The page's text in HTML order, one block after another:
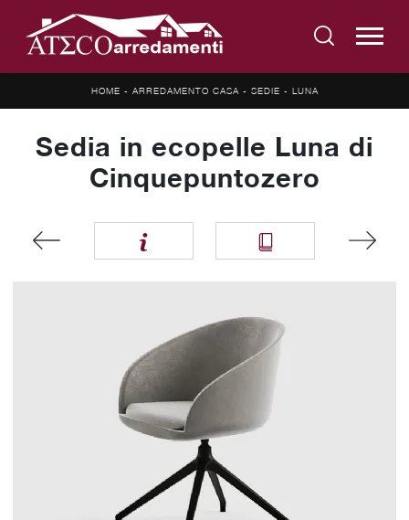
HOME - ARREDAMENTO CASA - SEDIE - LUNA
Sedia in ecopelle Luna di
Cinquepuntozero